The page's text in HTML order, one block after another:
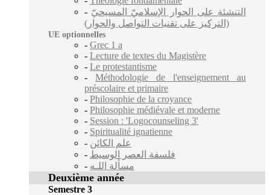
- التنشئة على الحوار الإسلاميّ المسيحيّ
(التركيز على تقنيات التواصل والحوار)
UE optionnelles
- Grec 1 a
- Lecture de textes du Magistère
- Le protestantisme
- Méthodologie de l'enseignement au
préscolaire et primaire
- Philosophie de la croyance
- Philosophie médiévale et moderne
- Session : 'Logocounseling 3'
- Spiritualité ignatienne
- علم الكائن
- فلسفة العصر الوسيط
- مسألة اللـه
Deuxième année
Semestre 3